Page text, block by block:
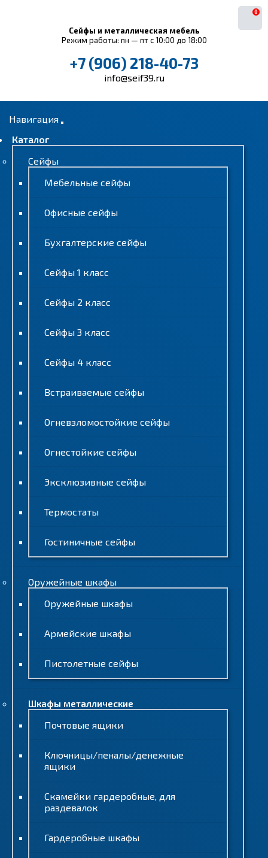
Сейфы и металлическая мебель
Режим работы: пн — пт с 10:00 до 18:00
0
+7 (906) 218-40-73
info@seif39.ru
Навигация
Каталог
Сейфы
Мебельные сейфы
Офисные сейфы
Бухгалтерские сейфы
Сейфы 1 класс
Сейфы 2 класс
Сейфы 3 класс
Сейфы 4 класс
Встраиваемые сейфы
Огневзломостойкие сейфы
Огнестойкие сейфы
Эксклюзивные сейфы
Термостаты
Гостиничные сейфы
Оружейные шкафы
Оружейные шкафы
Армейские шкафы
Пистолетные сейфы
Шкафы металлические
Почтовые ящики
Ключницы/пеналы/денежные
ящики
Скамейки гардеробные, для
раздевалок
Гардеробные шкафы